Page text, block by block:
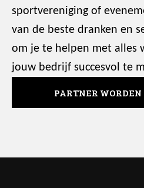
sportvereniging of
van de beste dranken en
om je te helpen met alles
jouw bedrijf succesvol te
PARTNER WORDEN